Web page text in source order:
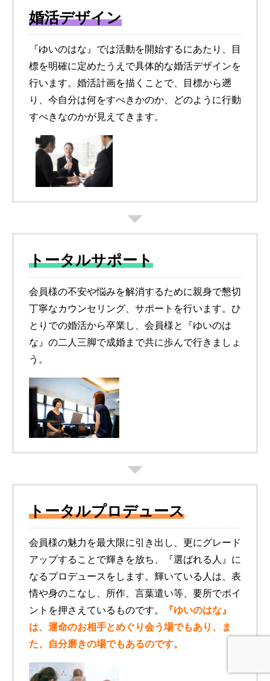
婚活デザイン
『ゆいのはな』では活動を開始するにあたり、目
標を明確に定めたうえで具体的な婚活デザインを
行います。婚活計画を描くことで、目標から遡
り、今自分は何をすべきかのか、どのように行動
すべきなのかが見えてきます。
トータルサポート
会員様の不安や悩みを解消するために親身で懇切
丁寧なカウンセリング、サポートを行います。ひ
とりでの婚活から卒業し、会員様と『ゆいのは
な』の二人三脚で成婚まで共に歩んで行きましょ
う。
トータルプロデュース
会員様の魅力を最大限に引き出し、更にグレード
アップすることで輝きを放ち、『選ばれる人』に
なるプロデュースをします。輝いている人は、表
情や身のこなし、所作、言葉遣い等、要所でポイ
ントを押さえているものです。
『ゆいのはな』
は、運命のお相手とめぐり会う場でもあり、ま
た、自分磨きの場でもあるのです。
Instagram